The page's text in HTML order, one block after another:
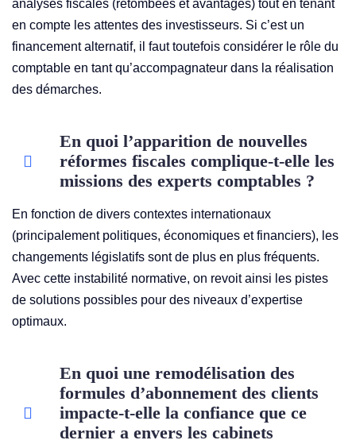
analyses fiscales (retombées et avantages) tout en tenant
en compte les attentes des investisseurs. Si c’est un
financement alternatif, il faut toutefois considérer le rôle du
comptable en tant qu’accompagnateur dans la réalisation
des démarches.
En quoi l’apparition de nouvelles
réformes fiscales complique-t-elle les
missions des experts comptables ?
En fonction de divers contextes internationaux
(principalement politiques, économiques et financiers), les
changements législatifs sont de plus en plus fréquents.
Avec cette instabilité normative, on revoit ainsi les pistes
de solutions possibles pour des niveaux d’expertise
optimaux.
En quoi une remodélisation des
formules d’abonnement des clients
impacte-t-elle la confiance que ce
dernier a envers les cabinets